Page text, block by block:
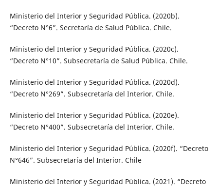
Ministerio del Interior y Seguridad Pública. (2020b).
“Decreto N°6”. Secretaría de Salud Pública. Chile.
Ministerio del Interior y Seguridad Pública. (2020c).
“Decreto N°10”. Subsecretaría de Salud Pública. Chile.
Ministerio del Interior y Seguridad Pública. (2020d).
“Decreto N°269”. Subsecretaría del Interior. Chile.
Ministerio del Interior y Seguridad Pública. (2020e).
“Decreto N°400”. Subsecretaría del Interior. Chile.
Ministerio del Interior y Seguridad Pública. (2020f). “Decreto
N°646”. Subsecretaría del Interior. Chile
Ministerio del Interior y Seguridad Pública. (2021). “Decreto